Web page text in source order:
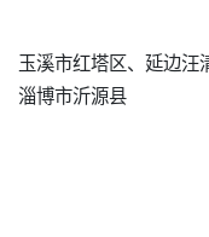
玉溪市红塔区、延边汪
淄博市沂源县